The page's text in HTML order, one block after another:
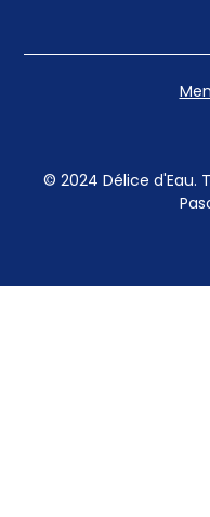
© 2024 Délice d'Eau.